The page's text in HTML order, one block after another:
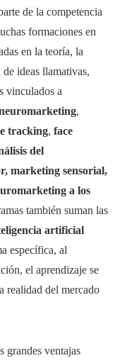
de la competencia
formaciones en
en la teoría, la
ideas llamativas,
vinculados a
,
tracking, face
del
marketing sensorial,
a los
también suman las
artificial
específica, al
el aprendizaje se
realidad del mercado
grandes ventajas